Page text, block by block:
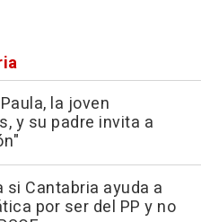
la joven
y su padre invita a
Cantabria ayuda a
por ser del PP y no